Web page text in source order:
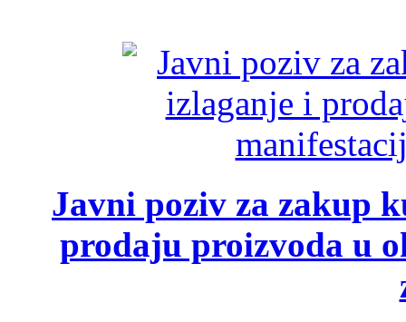
Javni poziv za zakup
prodaju proizvoda u